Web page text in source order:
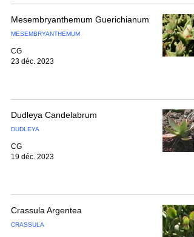
Mesembryanthemum Guerichianum
MESEMBRYANTHEMUM
CG
23 déc. 2023
Dudleya Candelabrum
DUDLEYA
CG
19 déc. 2023
Crassula Argentea
CRASSULA